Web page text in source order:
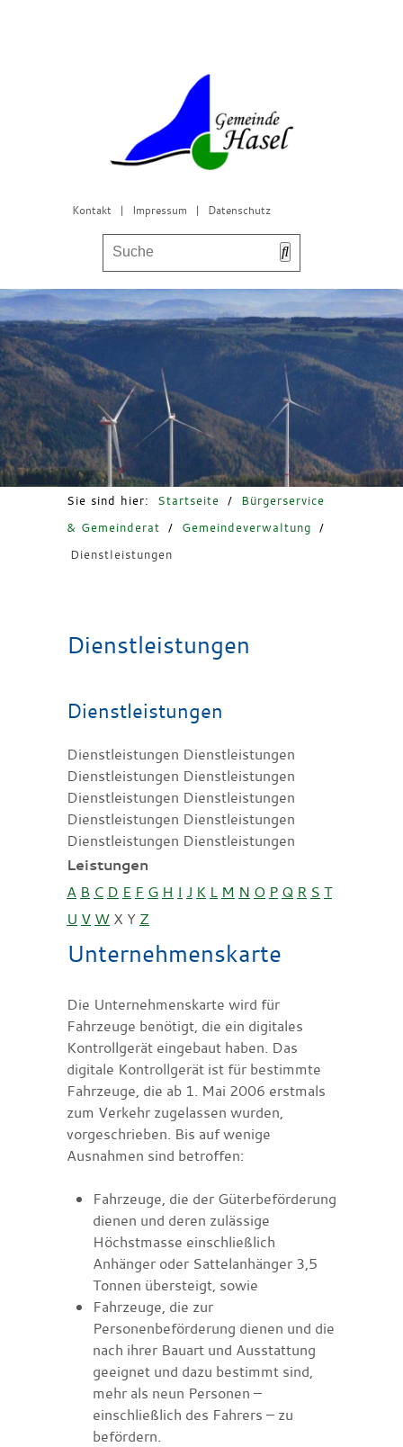
Kontakt | Impressum | Datenschutz
Bürgerservice & Gemeinderat
Leben in Hasel
Freizeit & Tourismus
Sie sind hier: Startseite /
Bürgerservice
& Gemeinderat
/ Gemeindeverwaltung
/
Dienstleistungen
Dienstleistungen
Dienstleistungen
Dienstleistungen Dienstleistungen
Dienstleistungen Dienstleistungen
Dienstleistungen Dienstleistungen
Dienstleistungen Dienstleistungen
Dienstleistungen Dienstleistungen
Leistungen
A B C D E F G H I J K L M N O P Q R S T
U V W X Y Z
Unternehmenskarte
Die Unternehmenskarte wird für
Fahrzeuge benötigt, die ein digitales
Kontrollgerät eingebaut haben. Das
digitale Kontrollgerät ist für bestimmte
Fahrzeuge, die ab 1. Mai 2006 erstmals
zum Verkehr zugelassen wurden,
vorgeschrieben. Bis auf wenige
Ausnahmen sind betroffen:
Fahrzeuge, die der Güterbeförderung
dienen und deren zulässige
Höchstmasse einschließlich
Anhänger oder Sattelanhänger 3,5
Tonnen übersteigt, sowie
Fahrzeuge, die zur
Personenbeförderung dienen und die
nach ihrer Bauart und Ausstattung
geeignet und dazu bestimmt sind,
mehr als neun Personen –
einschließlich des Fahrers – zu
befördern.